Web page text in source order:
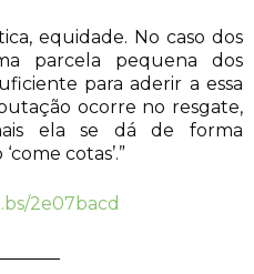
equidade. No caso dos
parcela pequena dos
para aderir a essa
ocorre no resgate,
ela se dá de forma
cotas’.”
2e07bacd